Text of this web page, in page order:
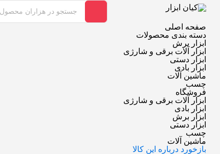
صفحه اصلی
دسته بندی محصولات
ابزار برش
ابزار آلات برقی و شارژی
ابزار دستی
ابزار بادی
ماشین آلات
چسب
فروشگاه
ابزار آلات برقی و شارژی
ابزار بادی
ابزار برش
ابزار دستی
چسب
ماشین آلات
بازخورد درباره این کالا